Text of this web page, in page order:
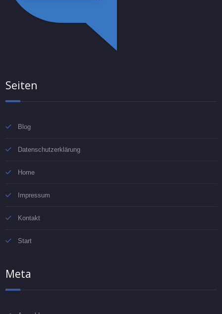
Seiten
Blog
Datenschutzerklärung
Home
Impressum
Kontakt
Start
Meta